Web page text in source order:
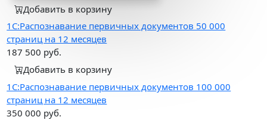
Добавить в корзину
1С:Распознавание первичных документов 50 000
страниц на 12 месяцев
187 500 руб.
Добавить в корзину
1С:Распознавание первичных документов 100 000
страниц на 12 месяцев
350 000 руб.